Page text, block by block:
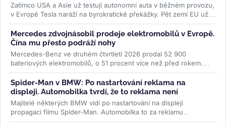
Zatímco USA a Asie už testují autonomní auta v běžném provozu,
v Evropě Tesla naráží na byrokratické překážky. Pět zemí EU už
ale...>>
Mercedes zdvojnásobil prodeje elektromobilů v Evropě.
Čína mu přesto podráží nohy
Mercedes-Benz ve druhém čtvrtletí 2026 prodal 52 900
bateriových elektromobilů, o 51 procent více než před rokem.
Evropa rostla o 87 procent...>>
Spider-Man v BMW: Po nastartování reklama na
displeji. Automobilka tvrdí, že to reklama není
Majitelé některých BMW vidí po nastartování na displeji
propagaci filmu Spider-Man. Automobilka to za reklamu
nepovažuje, řidiči ale mluví...>>